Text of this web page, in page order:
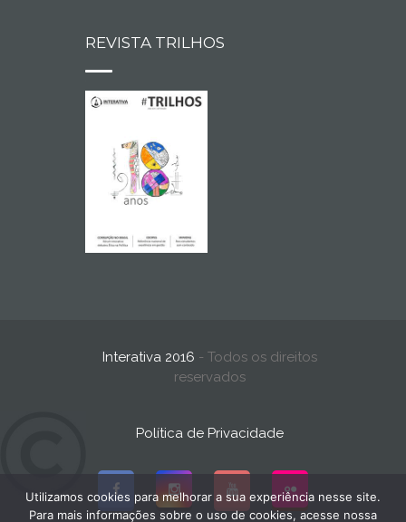
REVISTA TRILHOS
Interativa 2016 - Todos os direitos
reservados
Política de Privacidade
Utilizamos cookies para melhorar a sua experiência nesse site.
Para mais informações sobre o uso de cookies, acesse nossa